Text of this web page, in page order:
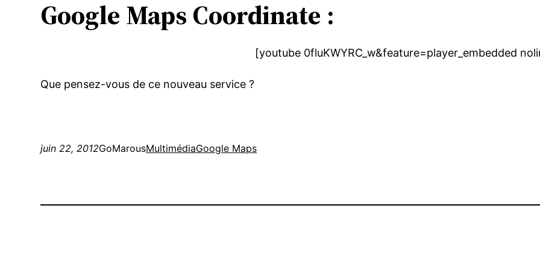
Google Maps Coordinate :
[youtube 0fluKWYRC_w&feature=player_embedded
Que pensez-vous de ce nouveau service ?
juin 22, 2012GoMarousMultimédiaGoogle Maps